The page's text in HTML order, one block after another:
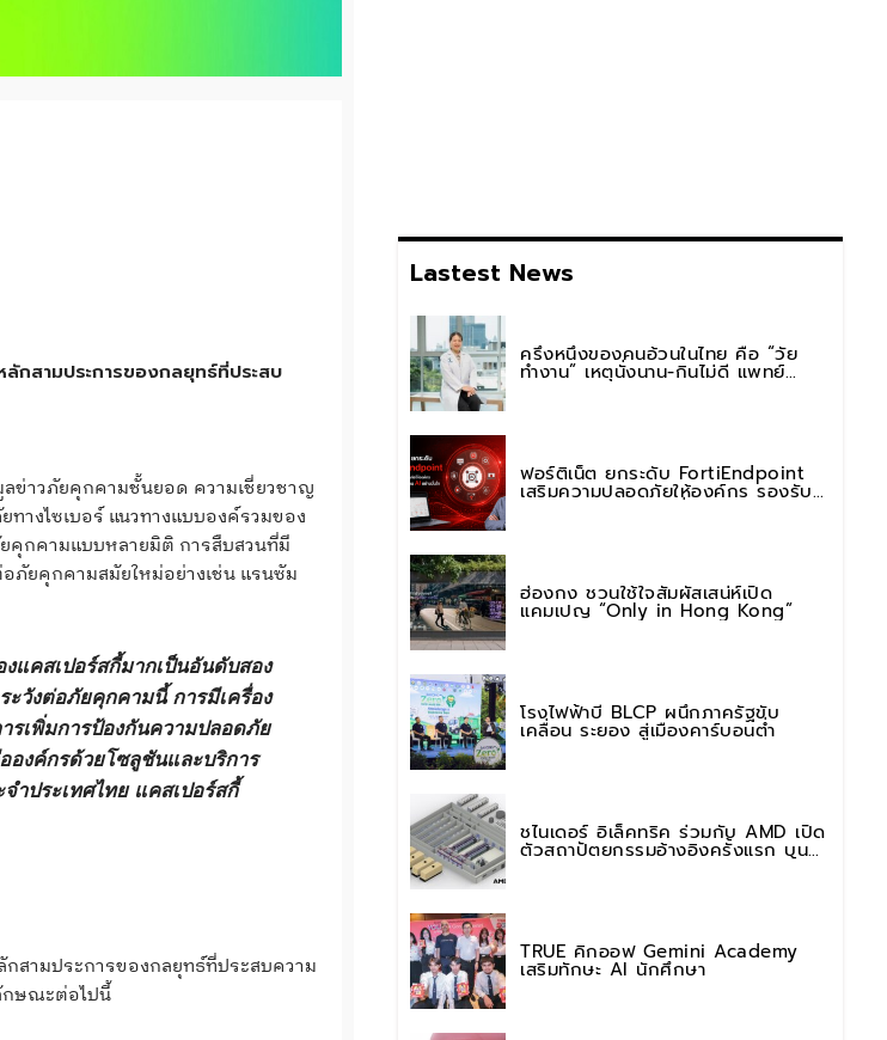
กสามประการของกลยุทธ์ที่ประสบ
ข่าวภัยคุกคามชั้นยอด ความเชี่ยวชาญ
งไซเบอร์ แนวทางแบบองค์รวมของ
คุกคามแบบหลายมิติ การสืบสวนที่มี
ภัยคุกคามสมัยใหม่อย่างเช่น แรนซัม
แคสเปอร์สกี้มากเป็นอันดับสอง
ะวังต่อภัยคุกคามนี้ การมีเครื่อง
รเพิ่มการป้องกันความปลอดภัย
องค์กรด้วยโซลูชันและบริการ
ประเทศไทย แคสเปอร์สกี้
สามประการของกลยุทธ์ที่ประสบความ
กษณะต่อไปนี้
Lastest News
ครึ่งหนึ่งของคนอ้วนในไทย คือ “วัย
ทำงาน” เหตุนั่งนาน-กินไม่ดี แพทย์
รพ.วิมุต พหลโยธิน เตือน “อย่าดูแค่เลข
ฟอร์ติเน็ต ยกระดับ FortiEndpoint
เสริมความปลอดภัยให้องค์กร รองรับ
ฮ่องกง ชวนใช้ใจสัมผัสเสน่ห์เปิด
แคมเปญ “Only in Hong Kong”
โรงไฟฟ้าบี BLCP ผนึกภาครัฐขับ
เคลื่อน ระยอง สู่เมืองคาร์บอนต่ำ
ชไนเดอร์ อิเล็คทริค ร่วมกับ AMD เปิด
ตัวสถาปัตยกรรมอ้างอิงครั้งแรก บน
แพลตฟอร์ม “Helios” เร่งการติดตั้งใช้
TRUE คิกออฟ Gemini Academy
เสริมทักษะ AI นักศึกษา